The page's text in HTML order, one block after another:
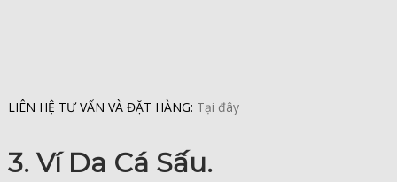
LIÊN HỆ TƯ VẤN VÀ ĐẶT HÀNG: Tại đây
3. Ví Da Cá Sấu.